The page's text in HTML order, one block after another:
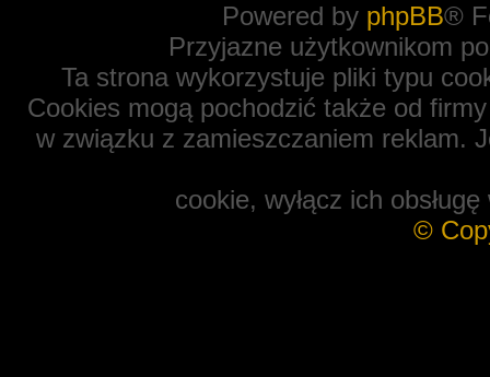
Powered by phpBB®
Przyjazne użytkownikom
Ta strona wykorzystuje pliki typu
Cookies mogą pochodzić także od
w związku z zamieszczaniem reklam.
cookie, wyłącz ich
©